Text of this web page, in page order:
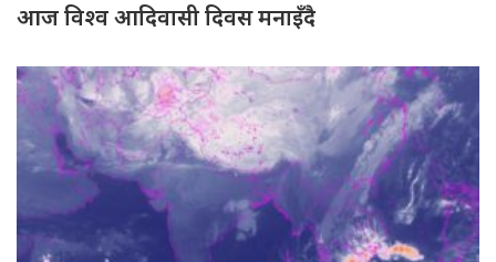
आज विश्व आदिवासी दिवस मनाइँदै